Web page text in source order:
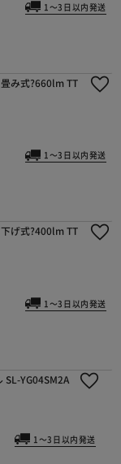
1～3日以内発送
み式?660lm TT
1～3日以内発送
げ式?400lm TT
1～3日以内発送
SL-YG04SM2A
1～3日以内発送